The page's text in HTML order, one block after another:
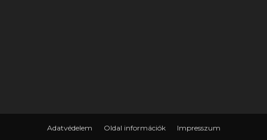
Adatvédelem Oldal információk Impresszum